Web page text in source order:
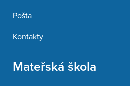
Pošta
Kontakty
Mateřská škola